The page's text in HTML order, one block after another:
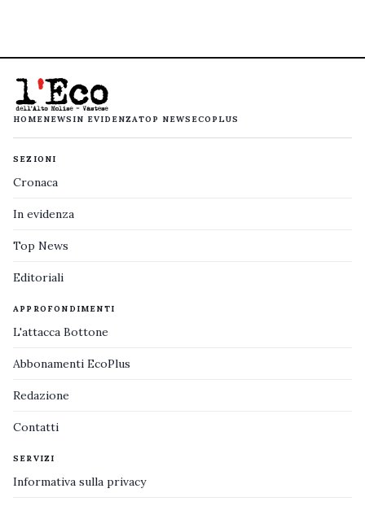
HOMENEWS IN EVIDENZATOP NEWS ECOPLUS
SEZIONI
Cronaca
In evidenza
Top News
Editoriali
APPROFONDIMENTI
L'attacca Bottone
Abbonamenti EcoPlus
Redazione
Contatti
SERVIZI
Informativa sulla privacy